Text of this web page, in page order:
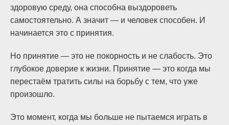
здоровую среду, она способна выздороветь
самостоятельно. А значит — и человек способен. И
начинается это с принятия.
Но принятие — это не покорность и не слабость. Это
глубокое доверие к жизни. Принятие — это когда мы
перестаём тратить силы на борьбу с тем, что уже
произошло.
Это момент, когда мы больше не пытаемся играть в